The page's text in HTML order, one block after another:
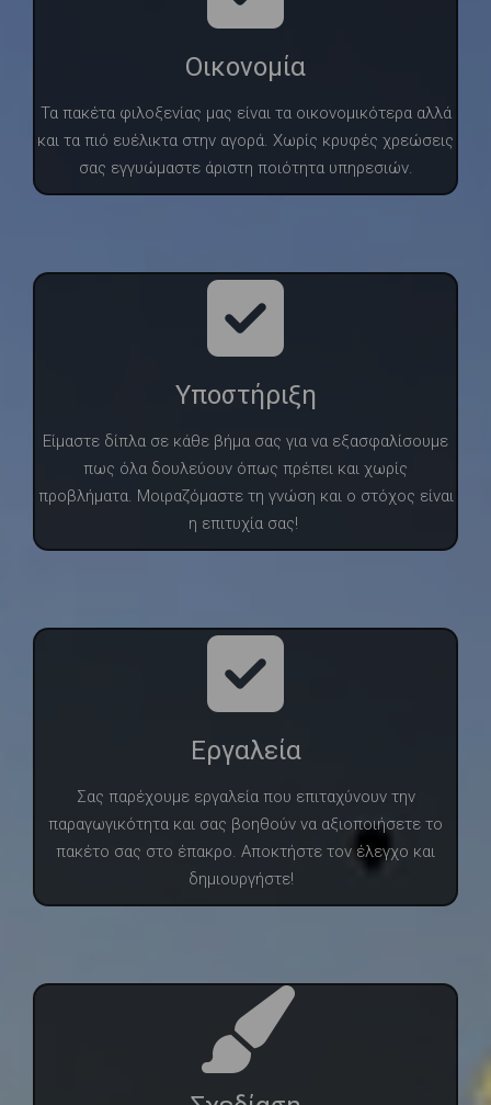
Οικονομία
Τα πακέτα φιλοξενίας μας είναι τα οικονομικότερα αλλά
και τα πιό ευέλικτα στην αγορά. Χωρίς κρυφές χρεώσεις
σας εγγυώμαστε άριστη ποιότητα υπηρεσιών.
Υποστήριξη
Είμαστε δίπλα σε κάθε βήμα σας για να εξασφαλίσουμε
πως όλα δουλεύουν όπως πρέπει και χωρίς
προβλήματα. Μοιραζόμαστε τη γνώση και ο στόχος είναι
η επιτυχία σας!
Εργαλεία
Σας παρέχουμε εργαλεία που επιταχύνουν την
παραγωγικότητα και σας βοηθούν να αξιοποιήσετε το
πακέτο σας στο έπακρο. Αποκτήστε τον έλεγχο και
δημιουργήστε!